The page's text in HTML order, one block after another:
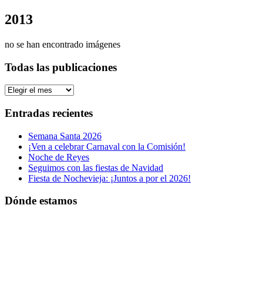
2013
no se han encontrado imágenes
Todas las publicaciones
Todas
publicaciones
Entradas recientes
Semana Santa 2026
¡Ven a celebrar Carnaval con la Comisión!
Noche de Reyes
Seguimos con las fiestas de Navidad
Fiesta de Nochevieja: ¡Juntos a por el 2026!
Dónde estamos